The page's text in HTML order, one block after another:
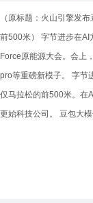
（原标题：火山引擎发
前500米） 字节进步在
Force原能源大会。会上
pro等重磅新模子。 字节
仅马拉松的前500米。在
更始科技公司。 豆包大